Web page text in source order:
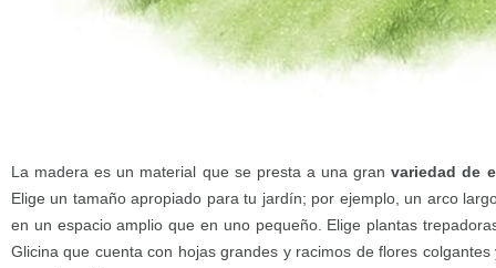
La madera es un material que se presta a una granvariedad de
Elige un tamaño apropiado para tu jardín; por ejemplo, un arco
en un espacio amplio que en uno pequeño. Elige plantas
Glicina que cuenta con hojas grandes y racimos de flores